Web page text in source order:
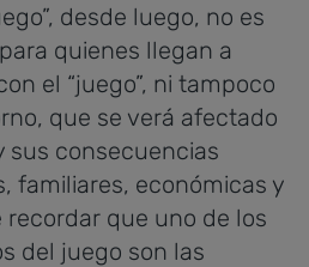
desde luego, no es
quienes llegan a
el “juego”, ni tampoco
que se verá afectado
sus consecuencias
familiares, económicas y
recordar que uno de los
del juego son las